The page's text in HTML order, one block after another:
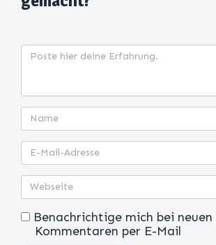
Benachrichtige mich bei neuen
Kommentaren per E-Mail